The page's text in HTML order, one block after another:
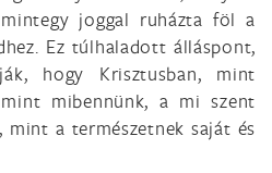
joggal ruházta föl a
Ez túlhaladott álláspont,
hogy Krisztusban, mint
mint mibennünk, a mi szent
mint a természetnek saját és